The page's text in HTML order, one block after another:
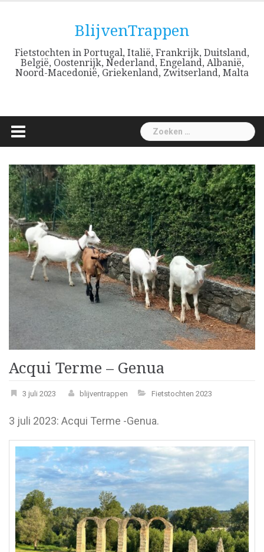
BlijvenTrappen
Fietstochten in Portugal, Italië, Frankrijk, Duitsland,
België, Oostenrijk, Nederland, Engeland, Albanië,
Noord-Macedonië, Griekenland, Zwitserland, Malta
Zoeken
naar:
Acqui Terme – Genua
3 juli 2023 blijventrappen Fietstochten 2023
3 juli 2023: Acqui Terme -Genua.